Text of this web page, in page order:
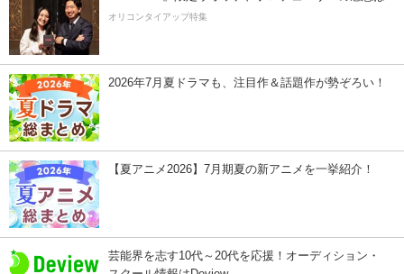
オリコンタイアップ特集
2026年7月夏ドラマも、注目作＆話題作が勢ぞろい！
【夏アニメ2026】7月期夏の新アニメを一挙紹介！
芸能界を志す10代～20代を応援！オーディション・